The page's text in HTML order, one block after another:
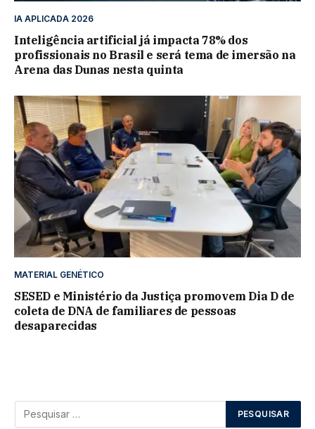
IA APLICADA 2026
Inteligência artificial já impacta 78% dos
profissionais no Brasil e será tema de imersão na
Arena das Dunas nesta quinta
MATERIAL GENÉTICO
SESED e Ministério da Justiça promovem Dia D de
coleta de DNA de familiares de pessoas
desaparecidas